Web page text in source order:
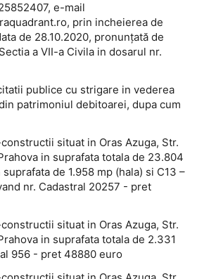
e-mail
prin incheierea de
de 28.10.2020, pronunţată de
a VII-a Civila in dosarul nr.
publice cu strigare in vederea
patrimoniul debitoarei, dupa cum
situat in Oras Azuga, Str.
in suprafata totala de 23.804
de 1.958 mp (hala) si C13 –
nr. Cadastral 20257 - pret
situat in Oras Azuga, Str.
in suprafata totala de 2.331
956 - pret 48880 euro